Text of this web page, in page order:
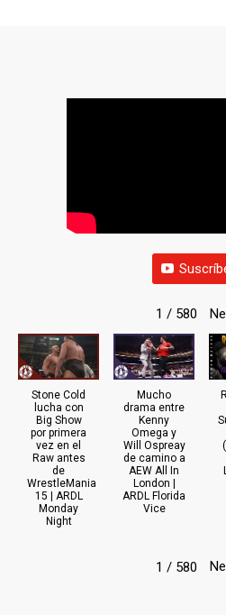
1 / 580
Stone Cold
lucha con
Big Show
por primera
vez en el
Raw antes
de
WrestleMania
15 | ARDL
Monday
Night
Mucho
drama entre
Kenny
Omega y
Will Ospreay
de camino a
AEW All In
London |
ARDL Florida
Vice
1 / 580